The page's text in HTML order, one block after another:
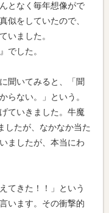
となく毎年想像がで
似をしていたので、
いました。
でした。
聞いてみると、「聞
らない。」という。
ていきました。牛魔
したが、なかなか当た
ましたが、本当にわ
てきた！！」という
います。その衝撃的